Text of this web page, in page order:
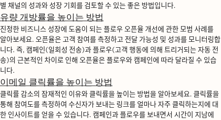
별 채널의 성과와 성장 기회를 검토할 수 있는 좋은 방법입니다.
유량 개방률을 높이는 방법
진정한 비즈니스 성장에 도움이 되는 플로우 오픈율 개선에 관한 모범 사례를
알아보세요. 오픈율은 고객 참여를 측정하고 전달 가능성 및 성과를 모니터링합
니다. 즉, 캠페인(일회성 전송)과 플로우(고객 행동에 의해 트리거되는 자동 전
송)의 근본적인 차이로 인해 오픈율은 플로우와 캠페인에 따라 달라질 수 있습
니다.
이메일 클릭률을 높이는 방법
클릭률 감소의 잠재적인 이유와 클릭률을 높이는 방법을 알아보세요. 클릭률을
통해 참여도를 측정하여 수신자가 보내는 링크를 얼마나 자주 클릭하는지에 대
한 인사이트를 얻을 수 있습니다. 캠페인과 플로우를 보내면서 시간이 지남에